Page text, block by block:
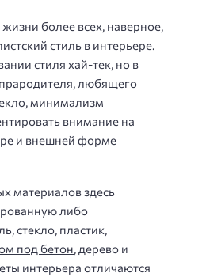
более всех, наверное,
стиль в интерьере.
стиля хай-тек, но в
любящего
минимализм
внимание на
и внешней форме
материалов здесь
либо
стекло, пластик,
под бетон, дерево и
интерьера отличаются